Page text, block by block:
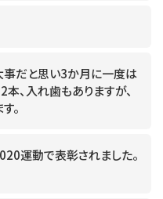
事だと思い3か月に一度は
本、入れ歯もありますが、
。
運動で表彰されました。